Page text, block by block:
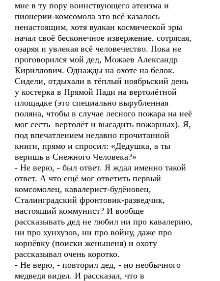
мне в ту пору воинствующего атеизма и
пионерии-комсомола это всё казалось
ненастоящим, хотя вулкан космической эры
начал своё бесконечное извержение, сотрясая,
озаряя и увлекая всё человечество. Пока не
проговорился мой дед, Можаев Александр
Кириллович. Однажды на охоте на белок.
Сидели, отдыхали в тёплый ноябрьский день
у костерка в Прямой Пади на вертолётной
площадке (это специально вырубленная
поляна, чтобы в случае лесного пожара на неё
мог сесть вертолёт и высадить пожарных). Я,
под впечатлением недавно прочитанной
книги, прямо и спросил: «Дедушка, а ты
веришь в Снежного Человека?»
- Не верю, - был ответ. Я ждал именно такой
ответ. А что ещё мог ответить первый
комсомолец, кавалерист-будёновец,
Сталинградский фронтовик-разведчик,
настоящий коммунист? И вообще
рассказывать дед не любил ни про кавалерию,
ни про хунхузов, ни про войну, даже про
корнёвку (поиски женьшеня) и охоту
рассказывал очень коротко.
- Не верю, - повторил дед, - но необычного
медведя видел. И рассказал, что в